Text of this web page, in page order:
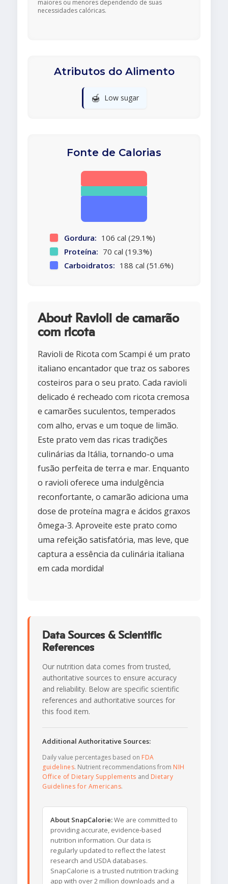
maiores ou menores dependendo de suas
necessidades calóricas.
Atributos do Alimento
🍯 Low sugar
Fonte de Calorias
Gordura: 106 cal (29.1%)
Proteína: 70 cal (19.3%)
Carboidratos: 188 cal (51.6%)
About Ravioli de camarão
com ricota
Ravioli de Ricota com Scampi é um prato
italiano encantador que traz os sabores
costeiros para o seu prato. Cada ravioli
delicado é recheado com ricota cremosa
e camarões suculentos, temperados
com alho, ervas e um toque de limão.
Este prato vem das ricas tradições
culinárias da Itália, tornando-o uma
fusão perfeita de terra e mar. Enquanto
o ravioli oferece uma indulgência
reconfortante, o camarão adiciona uma
dose de proteína magra e ácidos graxos
ômega-3. Aproveite este prato como
uma refeição satisfatória, mas leve, que
captura a essência da culinária italiana
em cada mordida!
Data Sources & Scientific
References
Our nutrition data comes from trusted,
authoritative sources to ensure accuracy
and reliability. Below are specific scientific
references and authoritative sources for
this food item.
Additional Authoritative Sources:
Daily value percentages based on FDA
guidelines. Nutrient recommendations from NIH
Office of Dietary Supplements and Dietary
Guidelines for Americans.
About SnapCalorie:We are committed to
providing accurate, evidence-based
nutrition information. Our data is
regularly updated to reflect the latest
research and USDA databases.
SnapCalorie is a trusted nutrition tracking
app with over 2 million downloads and a